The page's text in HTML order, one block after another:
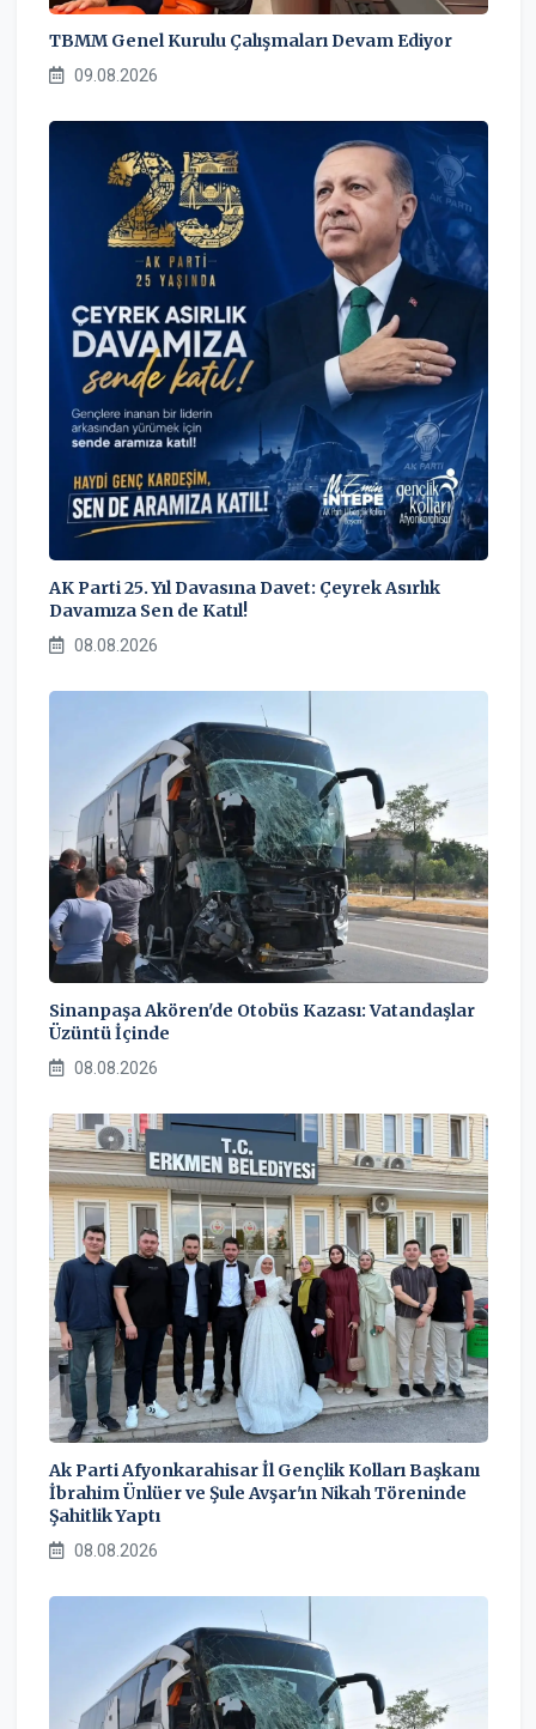
TBMM Genel Kurulu Çalışmaları Devam Ediyor
09.08.2026
AK Parti 25. Yıl Davasına Davet: Çeyrek Asırlık
Davamıza Sen de Katıl!
08.08.2026
Sinanpaşa Akören'de Otobüs Kazası: Vatandaşlar
Üzüntü İçinde
08.08.2026
Ak Parti Afyonkarahisar İl Gençlik Kolları Başkanı
İbrahim Ünlüer ve Şule Avşar'ın Nikah Töreninde
Şahitlik Yaptı
08.08.2026